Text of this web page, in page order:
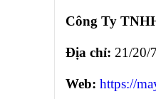
Công Ty
Địa chỉ: 21/20/
Web: https://